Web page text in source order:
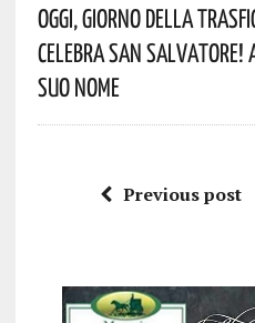
Oggi, Giorno Della
Celebra San Salvatore!
Suo Nome
Previous post